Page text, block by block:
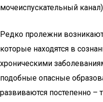
мочеиспускательный
Редко пролежни
которые находятся в
хроническими
подобные опасные
развиваются постепенно –